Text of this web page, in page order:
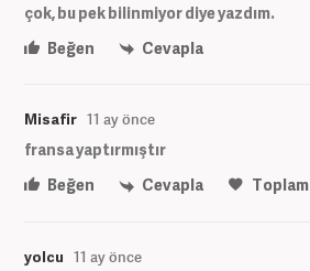
çok, bu pek bilinmiyor diye yazdım.
Beğen
Cevapla
Misafir 11 ay önce
fransa yaptırmıştır
Beğen
Cevapla Toplam
yolcu 11 ay önce